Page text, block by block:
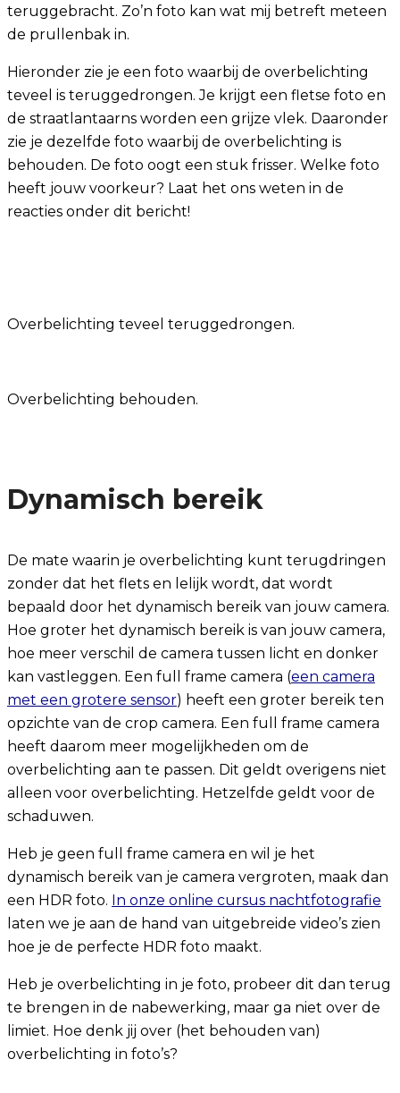
teruggebracht. Zo’n foto kan wat mij betreft meteen
de prullenbak in.
Hieronder zie je een foto waarbij de overbelichting
teveel is teruggedrongen. Je krijgt een fletse foto en
de straatlantaarns worden een grijze vlek. Daaronder
zie je dezelfde foto waarbij de overbelichting is
behouden. De foto oogt een stuk frisser. Welke foto
heeft jouw voorkeur? Laat het ons weten in de
reacties onder dit bericht!
Overbelichting teveel teruggedrongen.
Overbelichting behouden.
Dynamisch bereik
De mate waarin je overbelichting kunt terugdringen
zonder dat het flets en lelijk wordt, dat wordt
bepaald door het dynamisch bereik van jouw camera.
Hoe groter het dynamisch bereik is van jouw camera,
hoe meer verschil de camera tussen licht en donker
kan vastleggen. Een full frame camera (een camera
met een grotere sensor) heeft een groter bereik ten
opzichte van de crop camera. Een full frame camera
heeft daarom meer mogelijkheden om de
overbelichting aan te passen. Dit geldt overigens niet
alleen voor overbelichting. Hetzelfde geldt voor de
schaduwen.
Heb je geen full frame camera en wil je het
dynamisch bereik van je camera vergroten, maak dan
een HDR foto. In onze online cursus nachtfotografie
laten we je aan de hand van uitgebreide video’s zien
hoe je de perfecte HDR foto maakt.
Heb je overbelichting in je foto, probeer dit dan terug
te brengen in de nabewerking, maar ga niet over de
limiet. Hoe denk jij over (het behouden van)
overbelichting in foto’s?